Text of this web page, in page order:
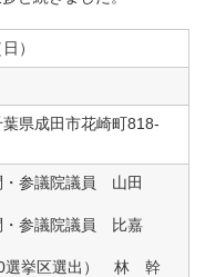
）
県成田市花崎町818-
・参議院議員 山田
・参議院議員 比嘉
選挙区選出） 林 幹